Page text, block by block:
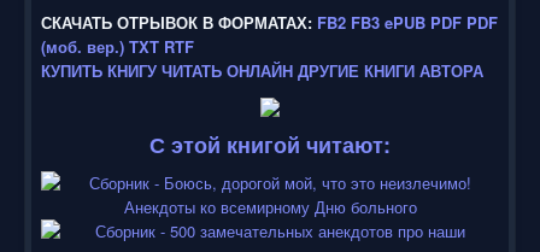
СКАЧАТЬ ОТРЫВОК В ФОРМАТАХ: FB2 FB3 ePUB PDF PDF
(моб. вер.) TXT RTF
КУПИТЬ КНИГУ ЧИТАТЬ ОНЛАЙН ДРУГИЕ КНИГИ АВТОРА
С этой книгой читают: